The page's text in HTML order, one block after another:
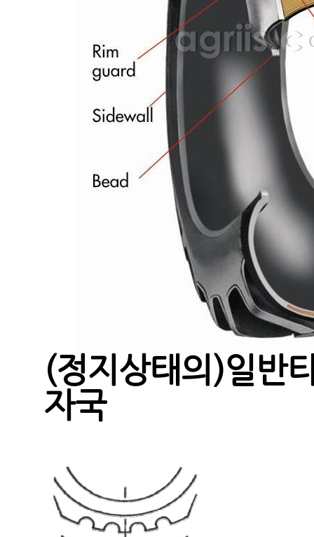
(정지상태의)일반
자국